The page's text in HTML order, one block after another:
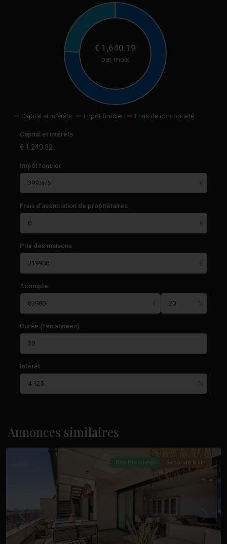
€ 1,640.19
par mois
Capital et intérêts Impôt foncier Frais de copropriété
Capital et intérêts
€ 1,240.32
Impôt foncier
Frais d'association de propriétaires
Prix des maisons
Acompte
Durée (*en années)
Intérêt
Annonces similaires
Alicante
Précédent Suivant
Nos Propriétés Seconde Main